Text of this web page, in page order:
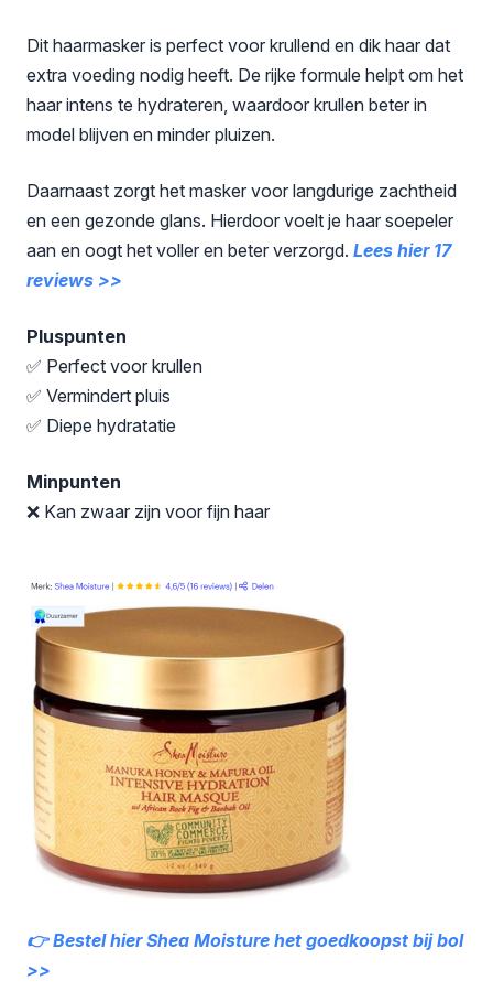
Dit haarmasker is perfect voor krullend en dik haar dat
extra voeding nodig heeft. De rijke formule helpt om het
haar intens te hydrateren, waardoor krullen beter in
model blijven en minder pluizen.
Daarnaast zorgt het masker voor langdurige zachtheid
en een gezonde glans. Hierdoor voelt je haar soepeler
aan en oogt het voller en beter verzorgd. Lees hier 17
reviews >>
Pluspunten
✅ Perfect voor krullen
✅ Vermindert pluis
✅ Diepe hydratatie
Minpunten
❌ Kan zwaar zijn voor fijn haar
👉 Bestel hier Shea Moisture het goedkoopst bij bol
>>